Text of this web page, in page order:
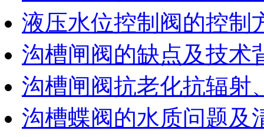
液压水位控制阀的控制
沟槽闸阀的缺点及技术
沟槽闸阀抗老化抗辐射
沟槽蝶阀的水质问题及